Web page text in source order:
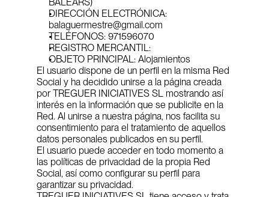
DIRECCIÓN ELECTRÓNICA:
balaguermestre@gmail.com
TELÉFONOS: 971596070
REGISTRO MERCANTIL:
OBJETO PRINCIPAL: Alojamientos
El usuario dispone de un perfil en la misma Red
Social y ha decidido unirse a la página creada
por TREGUER INICIATIVES SL mostrando así
interés en la información que se publicite en la
Red. Al unirse a nuestra página, nos facilita su
consentimiento para el tratamiento de aquellos
datos personales publicados en su perfil.
El usuario puede acceder en todo momento a
las políticas de privacidad de la propia Red
Social, así como configurar su perfil para
garantizar su privacidad.